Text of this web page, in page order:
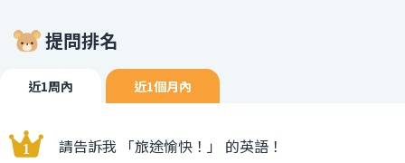
提問排名
近1周內 近1個月內
請告訴我 「旅途愉快！」 的英語！